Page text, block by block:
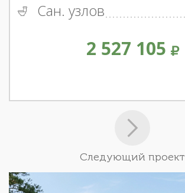
Сан. узлов
2 527 105
Следующий проект